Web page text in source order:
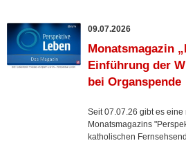
09.07.2026
Monatsmagazin
Einführung der
bei Organspende
Seit 07.07.26 gibt es
Monatsmagazins
katholischen